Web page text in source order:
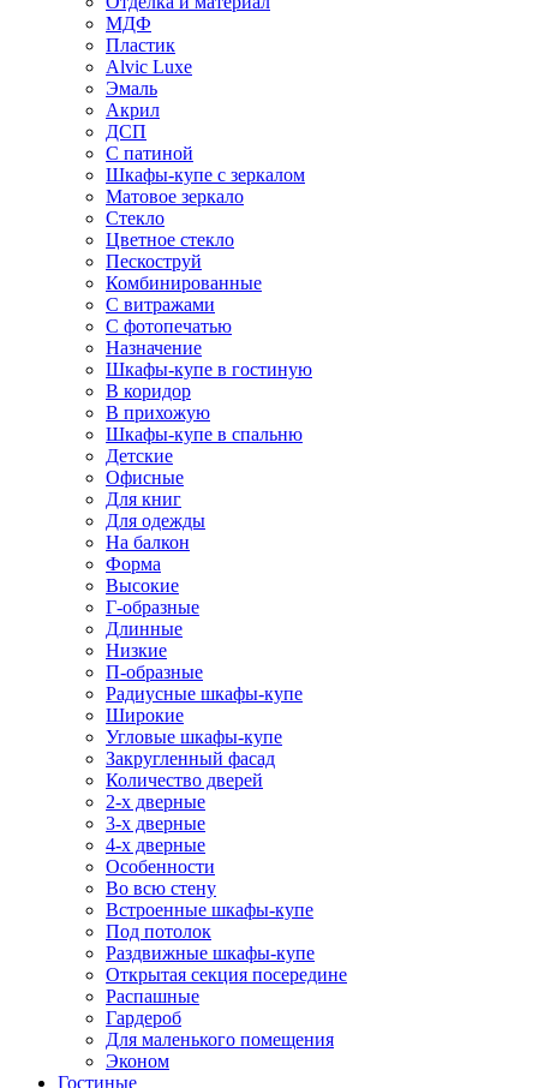
МДФ
Пластик
Alvic Luxe
Эмаль
Акрил
ДСП
С патиной
Шкафы-купе с зеркалом
Матовое зеркало
Стекло
Цветное стекло
Пескоструй
Комбинированные
С витражами
С фотопечатью
Назначение
Шкафы-купе в гостиную
В коридор
В прихожую
Шкафы-купе в спальню
Детские
Офисные
Для книг
Для одежды
На балкон
Форма
Высокие
Г-образные
Длинные
Низкие
П-образные
Радиусные шкафы-купе
Широкие
Угловые шкафы-купе
Закругленный фасад
Количество дверей
2-х дверные
3-х дверные
4-х дверные
Особенности
Во всю стену
Встроенные шкафы-купе
Под потолок
Раздвижные шкафы-купе
Открытая секция посередине
Распашные
Гардероб
Для маленького помещения
Эконом
Гостиные